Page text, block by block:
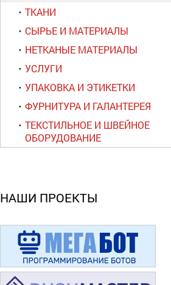
ТКАНИ
СЫРЬЕ И МАТЕРИАЛЫ
НЕТКАНЫЕ МАТЕРИАЛЫ
УСЛУГИ
УПАКОВКА И ЭТИКЕТКИ
ФУРНИТУРА И ГАЛАНТЕРЕЯ
ТЕКСТИЛЬНОЕ И ШВЕЙНОЕ
ОБОРУДОВАНИЕ
НАШИ ПРОЕКТЫ